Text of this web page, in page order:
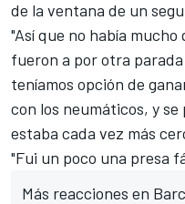
de la ventana de un
"Así que no había
fueron a por otra
teníamos opción de
con los neumáticos, y
estaba cada vez más
"Fui un poco una presa
Más reacciones en